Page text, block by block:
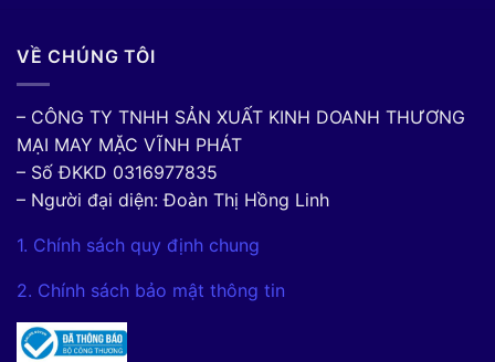
VỀ CHÚNG TÔI
– CÔNG TY TNHH SẢN XUẤT KINH DOANH THƯƠNG
MẠI MAY MẶC VĨNH PHÁT
– Số ĐKKD 0316977835
– Người đại diện: Đoàn Thị Hồng Linh
1. Chính sách quy định chung
2. Chính sách bảo mật thông tin